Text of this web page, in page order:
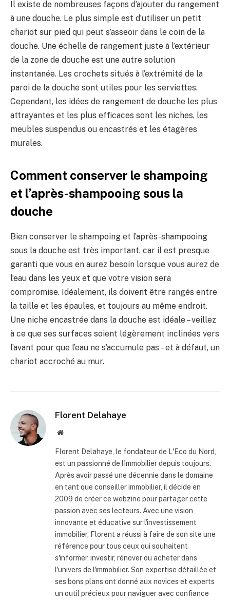
Il existe de nombreuses façons d’ajouter du rangement
à une douche. Le plus simple est d’utiliser un petit
chariot sur pied qui peut s’asseoir dans le coin de la
douche. Une échelle de rangement juste à l’extérieur
de la zone de douche est une autre solution
instantanée. Les crochets situés à l’extrémité de la
paroi de la douche sont utiles pour les serviettes.
Cependant, les idées de rangement de douche les plus
attrayantes et les plus efficaces sont les niches, les
meubles suspendus ou encastrés et les étagères
murales.
Comment conserver le shampoing
et l’après-shampooing sous la
douche
Bien conserver le shampoing et l’après-shampooing
sous la douche est très important, car il est presque
garanti que vous en aurez besoin lorsque vous aurez de
l’eau dans les yeux et que votre vision sera
compromise. Idéalement, ils doivent être rangés entre
la taille et les épaules, et toujours au même endroit.
Une niche encastrée dans la douche est idéale – veillez
à ce que ses surfaces soient légèrement inclinées vers
l’avant pour que l’eau ne s’accumule pas – et à défaut, un
chariot accroché au mur.
Florent Delahaye
Site
Florent Delahaye, le fondateur de L'Eco du Nord,
est un passionné de l'immobilier depuis toujours.
Après avoir passé une décennie dans le domaine
en tant que conseiller immobilier, il décide en
2009 de créer ce webzine pour partager cette
passion avec ses lecteurs. Avec une vision
innovante et éducative sur l'investissement
immobilier, Florent a réussi à faire de son site une
référence pour tous ceux qui souhaitent
s'informer, investir, rénover ou acheter dans
l'univers de l'immobilier. Son expertise détaillée et
ses bons plans ont donné aux novices et experts
un outil précieux pour naviguer avec confiance